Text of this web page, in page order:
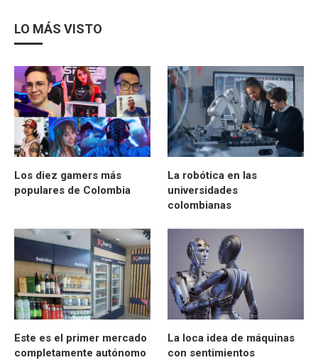
LO MÁS VISTO
Los diez gamers más
populares de Colombia
La robótica en las
universidades
colombianas
Este es el primer mercado
completamente autónomo
La loca idea de máquinas
con sentimientos